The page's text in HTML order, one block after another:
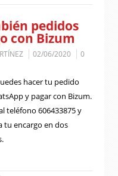
pedidos
con Bizum
02/06/2020
0
hacer tu pedido
y pagar con Bizum.
teléfono 606433875 y
tu encargo en dos